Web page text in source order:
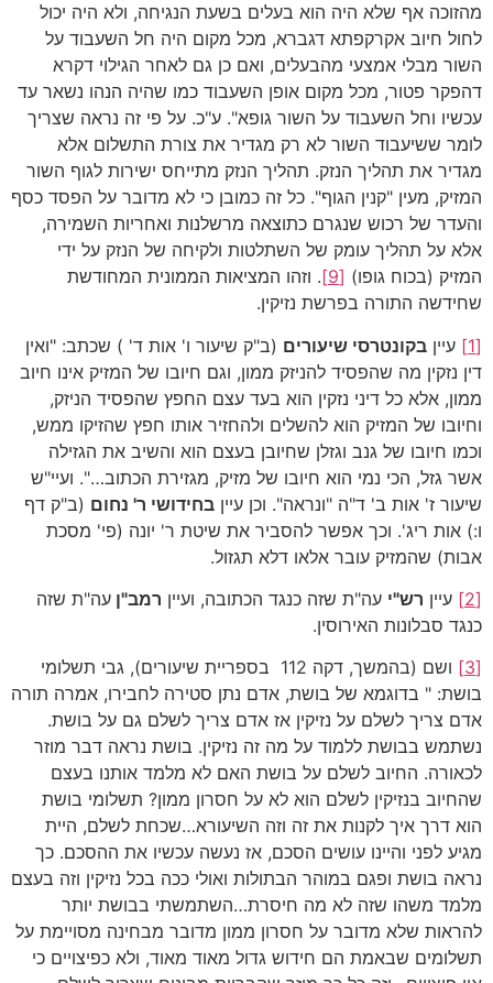
מהזוכה אף שלא היה הוא בעלים בשעת הנגיחה, ולא היה יכול
לחול חיוב אקרקפתא דגברא, מכל מקום היה חל השעבוד על
השור מבלי אמצעי מהבעלים, ואם כן גם לאחר הגילוי דקרא
דהפקר פטור, מכל מקום אופן השעבוד כמו שהיה הנהו נשאר עד
עכשיו וחל השעבוד על השור גופא". ע"כ. על פי זה נראה שצריך
לומר ששיעבוד השור לא רק מגדיר את צורת התשלום אלא
מגדיר את תהליך הנזק. תהליך הנזק מתייחס ישירות לגוף השור
המזיק, מעין "קנין הגוף". כל זה כמובן כי לא מדובר על הפסד כסף
והעדר של רכוש שנגרם כתוצאה מרשלנות ואחריות השמירה,
אלא על תהליך עומק של השתלטות ולקיחה של הנזק על ידי
המזיק (בכוח גופו) [9]
. וזהו המציאות הממונית המחודשת
שחידשה התורה בפרשת נזיקין.
[1]
עיין בקונטרסי שיעורים (ב"ק שיעור ו' אות ד' ) שכתב: "ואין
דין נזקין מה שהפסיד להניזק ממון, וגם חיובו של המזיק אינו חיוב
ממון, אלא כל דיני נזקין הוא בעד עצם החפץ שהפסיד הניזק,
וחיובו של המזיק הוא להשלים ולהחזיר אותו חפץ שהזיקו ממש,
וכמו חיובו של גנב וגזלן שחיובן בעצם הוא והשיב את הגזילה
אשר גזל, הכי נמי הוא חיובו של מזיק, מגזירת הכתוב…". ועיי"ש
שיעור ז' אות ב' ד"ה "ונראה". וכן עיין בחידושי ר' נחום (ב"ק דף
ו:) אות ריג'. וכך אפשר להסביר את שיטת ר' יונה (פי' מסכת
אבות) שהמזיק עובר אלאו דלא תגזול.
[2]
עיין רש"י עה"ת שזה כנגד הכתובה, ועיין רמב"ן עה"ת שזה
כנגד סבלונות האירוסין.
[3]
ושם (בהמשך, דקה 112 בספריית שיעורים), גבי תשלומי
בושת: " בדוגמא של בושת, אדם נתן סטירה לחבירו, אמרה תורה
אדם צריך לשלם על נזיקין אז אדם צריך לשלם גם על בושת.
נשתמש בבושת ללמוד על מה זה נזיקין. בושת נראה דבר מוזר
לכאורה. החיוב לשלם על בושת האם לא מלמד אותנו בעצם
שהחיוב בנזיקין לשלם הוא לא על חסרון ממון? תשלומי בושת
הוא דרך איך לקנות את זה וזה השיעורא…שכחת לשלם, היית
מגיע לפני והיינו עושים הסכם, אז נעשה עכשיו את ההסכם. כך
נראה בושת ופגם במוהר הבתולות ואולי ככה בכל נזיקין וזה בעצם
מלמד משהו שזה לא מה חיסרת…השתמשתי בבושת יותר
להראות שלא מדובר על חסרון ממון מדובר מבחינה מסויימת על
תשלומים שבאמת הם חידוש גדול מאוד מאוד, ולא כפיצויים כי